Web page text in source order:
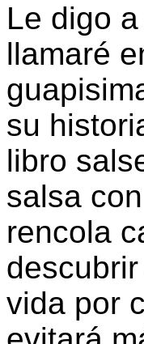
Le digo
llamaré
su
libro
salsa
rencola
vida por